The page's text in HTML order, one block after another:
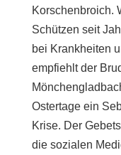
Korschenbroich.
Schützen seit
bei Krankheiten
empfiehlt der
Ostertage ein
Krise. Der
die sozialen